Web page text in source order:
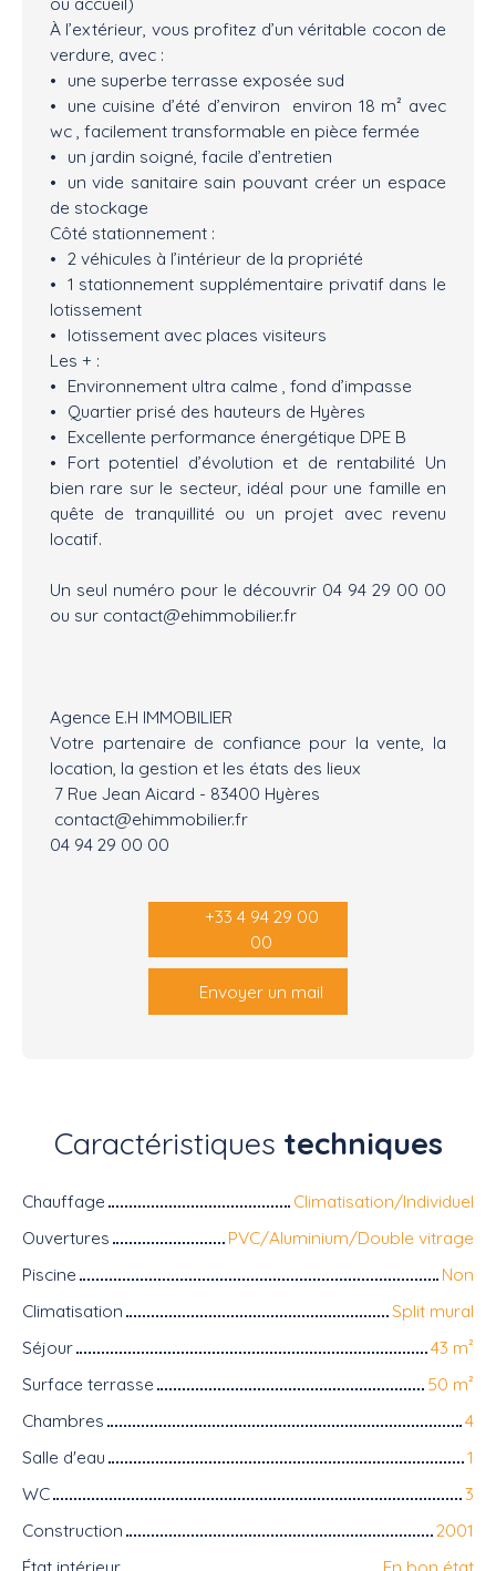
À l’extérieur, vous profitez d’un véritable cocon de
verdure, avec :
une superbe terrasse exposée sud
une cuisine d’été d’environ environ 18 m² avec
wc , facilement transformable en pièce fermée
un jardin soigné, facile d’entretien
un vide sanitaire sain pouvant créer un espace
de stockage
Côté stationnement :
2 véhicules à l’intérieur de la propriété
1 stationnement supplémentaire privatif dans le
lotissement
lotissement avec places visiteurs
Les + :
Environnement ultra calme , fond d’impasse
Quartier prisé des hauteurs de Hyères
Excellente performance énergétique DPE B
Fort potentiel d’évolution et de rentabilité Un
bien rare sur le secteur, idéal pour une famille en
quête de tranquillité ou un projet avec revenu
locatif.
Un seul numéro pour le découvrir 04 94 29 00 00
ou sur contact@ehimmobilier.fr
Agence E.H IMMOBILIER
Votre partenaire de confiance pour la vente, la
location, la gestion et les états des lieux
7 Rue Jean Aicard - 83400 Hyères
contact@ehimmobilier.fr
04 94 29 00 00
+33 4 94 29 00
00
Envoyer un mail
Caractéristiques techniques
Chauffage
Climatisation/Individuel
Ouvertures
PVC/Aluminium/Double vitrage
Piscine
Non
Climatisation
Split mural
Séjour
43 m²
Surface terrasse
50 m²
Chambres
4
Salle d'eau
1
WC
3
Construction
2001